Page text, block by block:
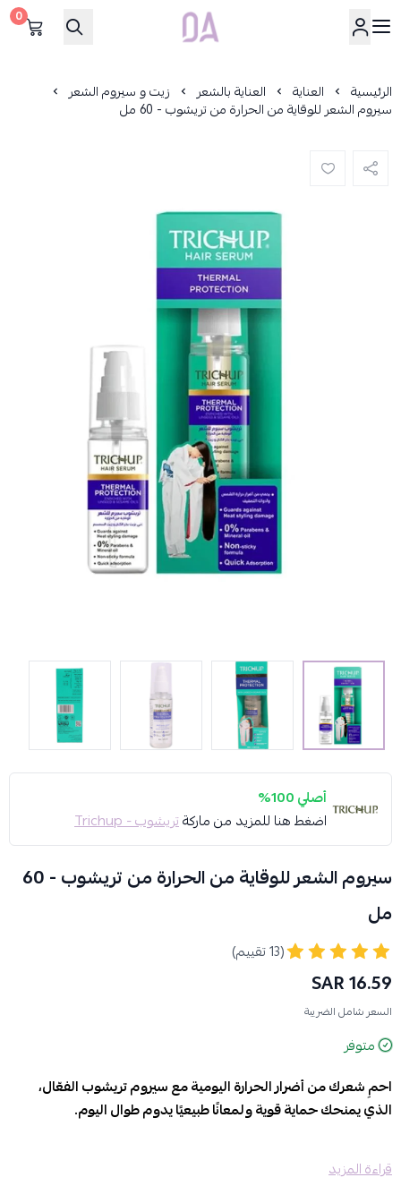
Dar Alamirat
0
الرئيسية العناية العناية بالشعر زيت و سيروم الشعر
سيروم الشعر للوقاية من الحرارة من تريشوب - 60 مل
أصلي 100%
اضغط هنا للمزيد من ماركةتريشوب - Trichup
سيروم الشعر للوقاية من الحرارة من تريشوب - 60
مل
(13 تقييم)
16.59 SAR
السعر شامل الضريبة
متوفر
احمِ شعرك من أضرار الحرارة اليومية مع سيروم تريشوب الفعّال،
الذي يمنحك حماية قوية ولمعانًا طبيعيًا يدوم طوال اليوم.
يشكّل طبقة واقية تحمي الشعر من التلف الناتج عن المكواة، المجفف،
قراءة المزيد